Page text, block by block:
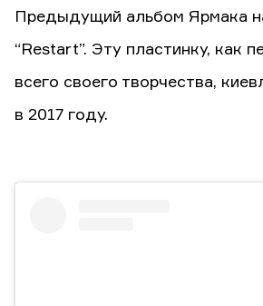
Предыдущий альбом Ярмака
“Restart”. Эту пластинку, как
всего своего творчества,
в 2017 году.